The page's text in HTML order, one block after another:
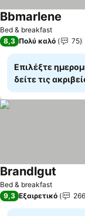
Bed & breakfast
Bbmarlene
8,3 Πολύ καλό 75
Επιλέξτε
δείτε τις
Bed & breakfast
Brandlgut
9,3 Εξαιρετικό 266